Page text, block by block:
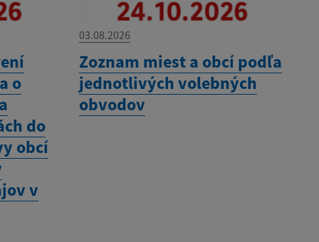
o
do
obcí
v
03.08.2026
Zoznam miest a obcí podľa
jednotlivých volebných
obvodov